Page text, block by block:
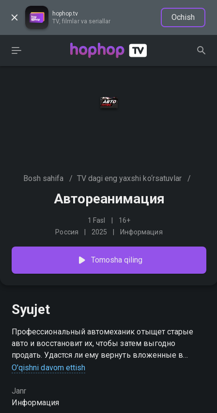
hophop.tv
TV, filmlar va seriallar
Ochish
Bosh sahifa / TV dagi eng yaxshi ko‘rsatuvlar /
Автореанимация
1 Fasl
16+
Россия
2025 Информация
Tomosha qiling
Syujet
Профессиональный автомеханик отыщет старые
авто и восстановит их, чтобы затем выгодно
продать. Удастся ли ему вернуть вложенные в
ремонт деньги и как следует заработать?
O'qishni davom ettish
Janr
Информация